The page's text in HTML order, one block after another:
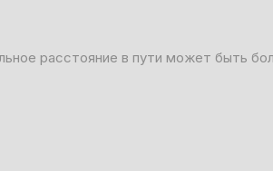
расстояние в пути может быть